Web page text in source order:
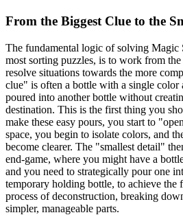
From the Biggest Clue to the
The fundamental logic of solving Magic
most sorting puzzles, is to work from
resolve situations towards the more
clue" is often a bottle with a single color
poured into another bottle without
destination. This is the first thing you
make these easy pours, you start to
space, you begin to isolate colors, and
become clearer. The "smallest detail"
end-game, where you might have a
and you need to strategically pour one
temporary holding bottle, to achieve the
process of deconstruction, breaking
simpler, manageable parts.